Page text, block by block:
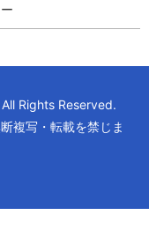
Rights Reserved.
複写・転載を禁じま